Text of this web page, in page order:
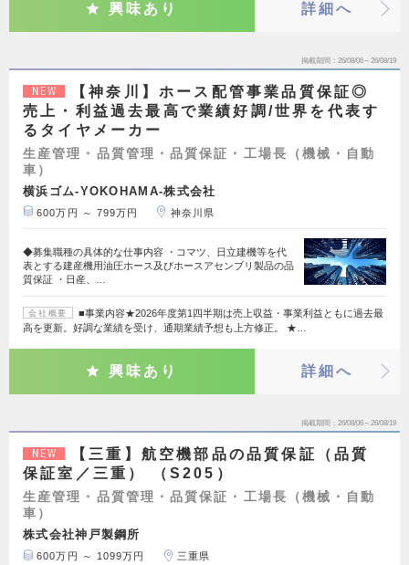
興味あり 詳細へ
掲載期間 26/08/06～26/08/19
NEW
【神奈川】ホース配管事業品質保証◎
売上・利益過去最高で業績好調/世界を代表す
るタイヤメーカー
生産管理・品質管理・品質保証・工場長（機械・自動
車）
横浜ゴム-YOKOHAMA-株式会社
600万円 ～ 799万円 神奈川県
◆募集職種の具体的な仕事内容 ・コマツ、日立建機等を代
表とする建産機用油圧ホース及びホースアセンブリ製品の品
質保証 ・日産、…
会社概要
■事業内容★2026年度第1四半期は売上収益・事業利益ともに過去最
高を更新。好調な業績を受け、通期業績予想も上方修正。 ★…
興味あり 詳細へ
掲載期間 26/08/06～26/08/19
NEW
【三重】航空機部品の品質保証（品質
保証室／三重） （S205）
生産管理・品質管理・品質保証・工場長（機械・自動
車）
株式会社神戸製鋼所
600万円 ～ 1099万円 三重県